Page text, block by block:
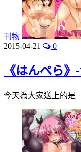
刊物
2015-04-21
0
《はんぺら
今天為大家送上的是